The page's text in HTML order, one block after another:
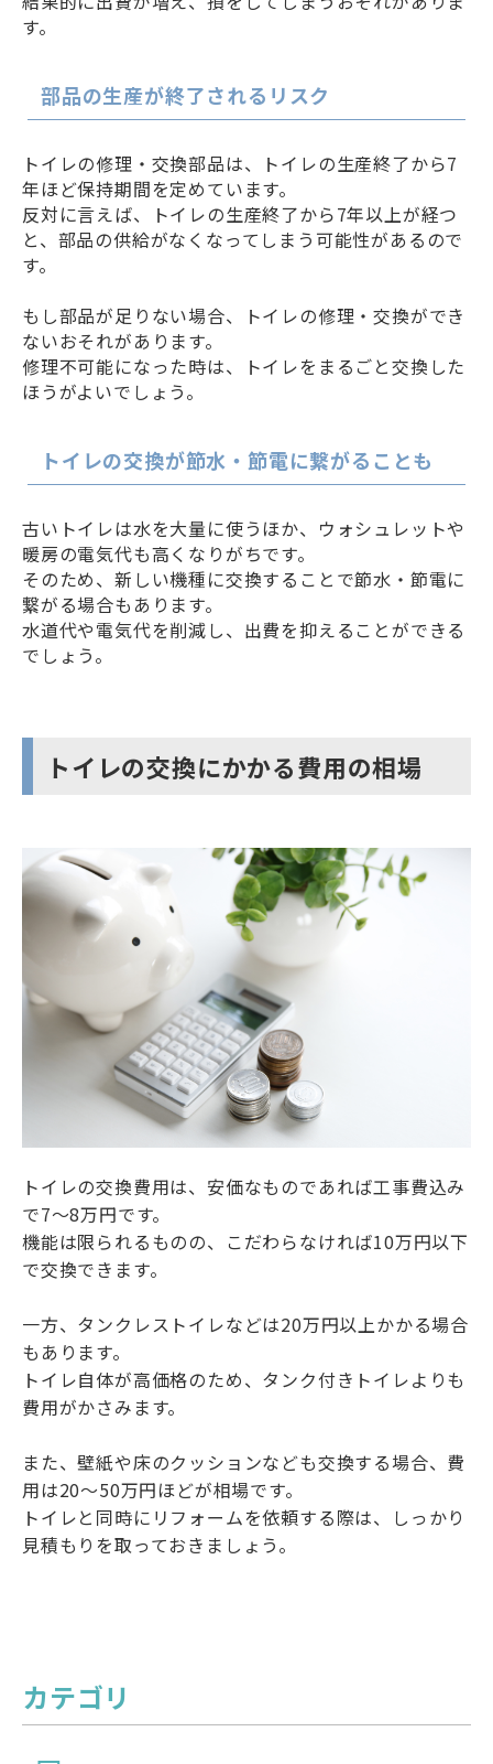
す。
部品の生産が終了されるリスク
トイレの修理・交換部品は、トイレの生産終了から7
年ほど保持期間を定めています。
反対に言えば、トイレの生産終了から7年以上が経つ
と、部品の供給がなくなってしまう可能性があるので
す。
もし部品が足りない場合、トイレの修理・交換ができ
ないおそれがあります。
修理不可能になった時は、トイレをまるごと交換した
ほうがよいでしょう。
トイレの交換が節水・節電に繋がることも
古いトイレは水を大量に使うほか、ウォシュレットや
暖房の電気代も高くなりがちです。
そのため、新しい機種に交換することで節水・節電に
繋がる場合もあります。
水道代や電気代を削減し、出費を抑えることができる
でしょう。
トイレの交換にかかる費用の相場
トイレの交換費用は、安価なものであれば工事費込み
で7〜8万円です。
機能は限られるものの、こだわらなければ10万円以下
で交換できます。
一方、タンクレストイレなどは20万円以上かかる場合
もあります。
トイレ自体が高価格のため、タンク付きトイレよりも
費用がかさみます。
また、壁紙や床のクッションなども交換する場合、費
用は20〜50万円ほどが相場です。
トイレと同時にリフォームを依頼する際は、しっかり
見積もりを取っておきましょう。
カテゴリ